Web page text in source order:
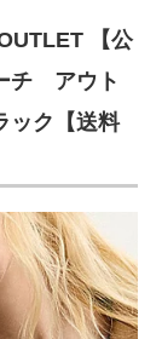
【公
チ アウト
ック【送料